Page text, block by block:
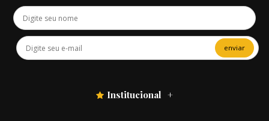
enviar
Institucional